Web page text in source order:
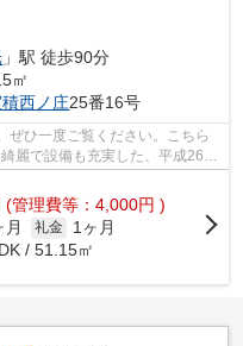
」駅 徒歩90分
㎡
西ノ庄25番16号
ぜひ一度ご覧ください。こちら
麗で設備も充実した、平成26年
(管理費等：4,000円 )
月 礼金
1ヶ月
/ 51.15㎡